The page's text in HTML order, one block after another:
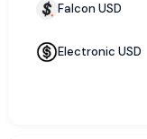
Falcon USD
Electronic USD